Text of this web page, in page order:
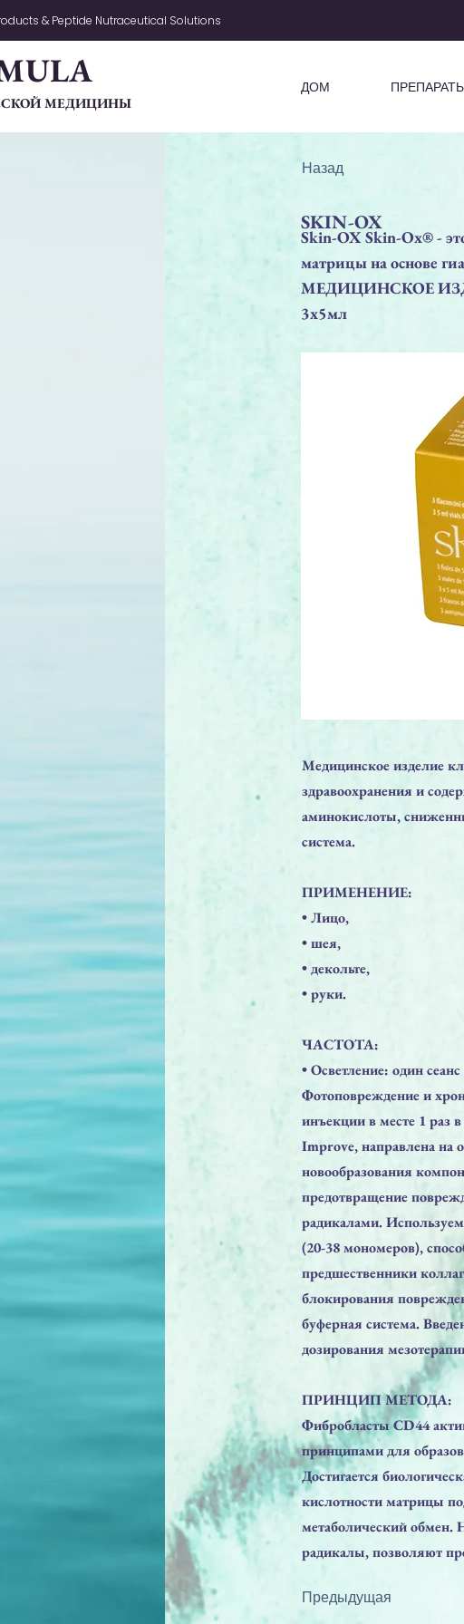
& Peptide Nutraceutical Solutions
МЕДИЦИНЫ
ДОМ
Назад
SKIN-OX
Skin-OX Skin-Ox® -
матрицы на основе
MEДИЦИНСКОЕ
3x5мл
Медицинское изделие
здравоохранения и
аминокислоты,
система.
ПРИМЕНЕНИЕ:
• Лицо,
• шея,
• декольте,
• руки.
ЧАСТОТА:
• Осветление: один
Фотоповреждение и
инъекции в месте 1 раз
Improve, направлена на
новообразования
предотвращение
радикалами.
(20-38 мономеров),
предшественники
блокирования
буферная система.
дозирования
ПРИНЦИП МЕТОДА:
Фибробласты CD44
принципами для
Достигается
кислотности матрицы
метаболический обмен.
радикалы, позволяют
Предыдущая